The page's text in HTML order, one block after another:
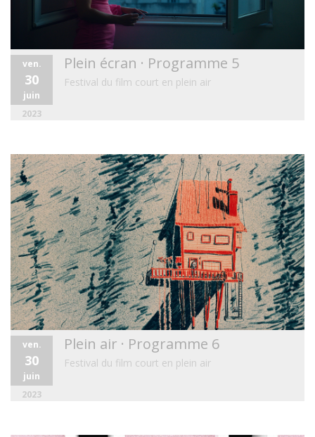
ven.
30
juin
2023
Plein écran · Programme 5
Festival du film court en plein air
ven.
30
juin
2023
Plein air · Programme 6
Festival du film court en plein air